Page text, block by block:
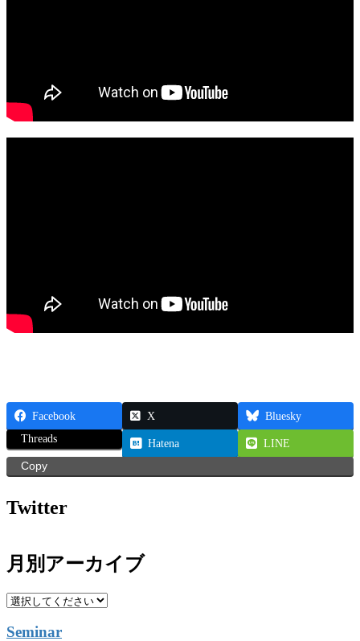
Facebook X
Bluesky
Threads
Hatena
LINE
Copy
Twitter
月別アーカイブ
Seminar